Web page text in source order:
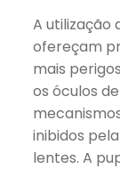
A utilização
ofereçam
mais
os óculos
inibidos
lentes. A